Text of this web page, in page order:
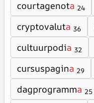
courtagenota 24
cryptovaluta 36
cultuurpodia 32
cursuspagina 29
dagprogramma 25